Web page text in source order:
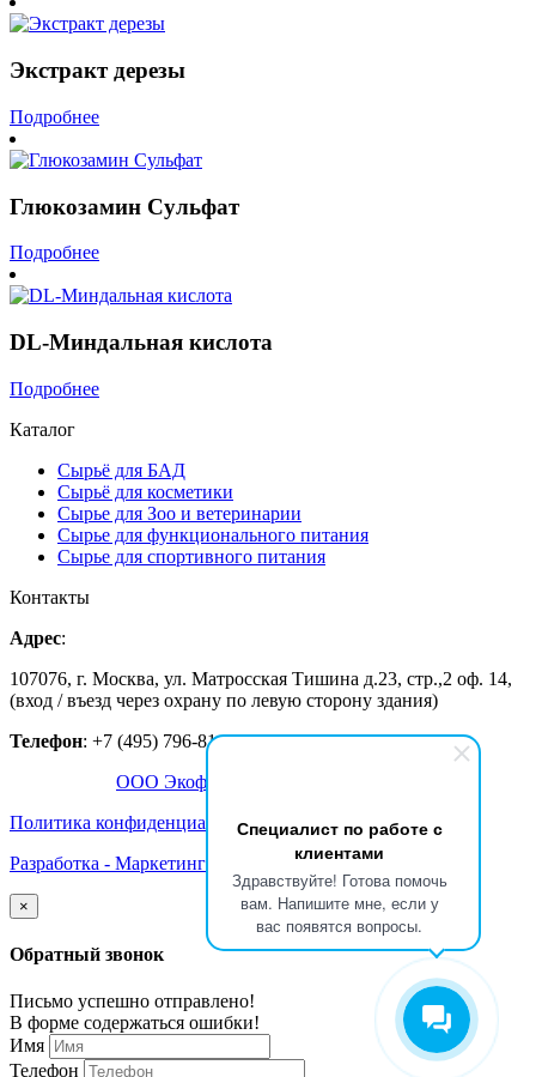
Специалист по работе с
клиентами
Здравствуйте! Готова помочь
вам. Напишите мне, если у
вас появятся вопросы.
Экстракт дерезы
Подробнее
Глюкозамин Сульфат
Подробнее
DL-Миндальная кислота
Подробнее
Каталог
Сырьё для БАД
Сырьё для косметики
Сырье для Зоо и ветеринарии
Сырье для функционального питания
Сырье для спортивного питания
Контакты
Адрес:
107076, г. Москва, ул. Матросская Тишина д.23, стр.,2 оф. 14,
(вход / въезд через охрану по левую сторону здания)
Телефон: +7 (495) 796-81-13
ООО Экофармсистем
Политика конфиденциальности|Условия использования
Разработка - Маркетинговое агенство "Джайб"
×
Обратный звонок
Письмо успешно отправлено!
В форме содержаться ошибки!
Имя
Телефон